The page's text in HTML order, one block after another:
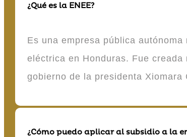
¿Qué es la ENEE?
Es una empresa pública
eléctrica en Honduras. Fue
gobierno de la presidenta
¿Cómo puedo aplicar al subsidio a la